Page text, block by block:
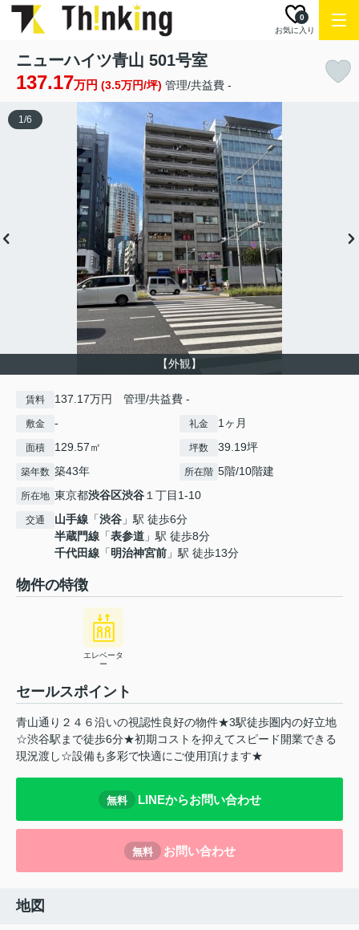
お気に入り
0
ニューハイツ青山 501号室
137.17万円 (3.5万円/坪) 管理/共益費 -
【外観】
1/6
賃料 137.17万円 管理/共益費 -
敷金 - 礼金 1ヶ月
面積 129.57㎡ 坪数 39.19坪
築年数 築43年 所在階 5階/10階建
所在地 東京都渋谷区渋谷１丁目1-10
交通 山手線 「渋谷 」駅 徒歩6分
半蔵門線 「表参道 」駅 徒歩8分
千代田線 「明治神宮前 」駅 徒歩13分
物件の特徴
エレベータ
ー
セールスポイント
青山通り２４６沿いの視認性良好の物件★3駅徒歩圏内の好立地
☆渋谷駅まで徒歩6分★初期コストを抑えてスピード開業できる
現況渡し☆設備も多彩で快適にご使用頂けます★
無料 LINEからお問い合わせ
無料 お問い合わせ
地図